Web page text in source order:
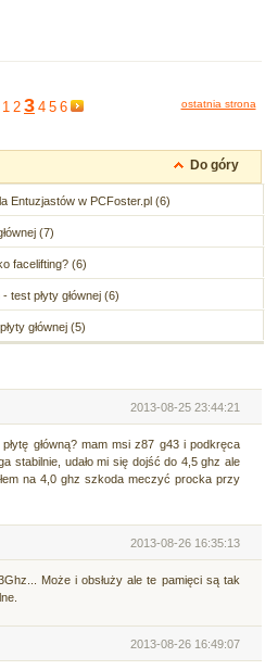
1 2 3 4 5 6 ostatnia strona
Do góry
Entuzjastów w PCFoster.pl (6)
(7)
facelifting? (6)
test płyty głównej (6)
głównej (5)
2013-08-25 23:44:21
główną? mam msi z87 g43 i podkręca
stabilnie, udało mi się dojść do 4,5 ghz ale
na 4,0 ghz szkoda meczyć procka przy
2013-08-26 16:35:13
Może i obsłuży ale te pamięci są tak
2013-08-26 16:49:07